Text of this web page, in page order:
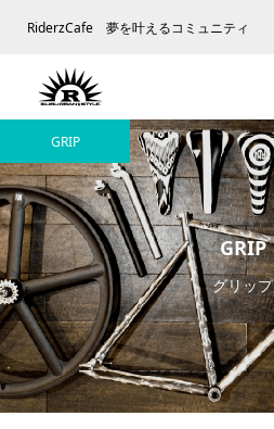
RiderzCafe 夢を叶えるコミュニティ
GRIP
グリップ
GRIP